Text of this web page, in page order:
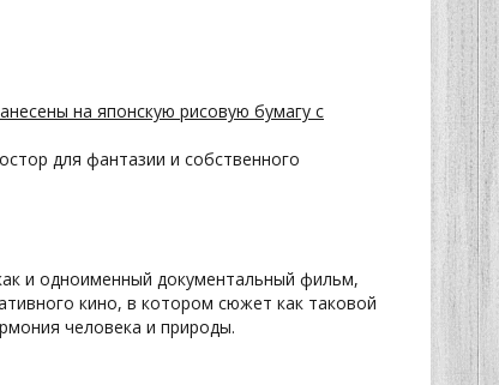
на японскую рисовую бумагу с
для фантазии и собственного
и одноименный документальный фильм,
кино, в котором сюжет как таковой
человека и природы.